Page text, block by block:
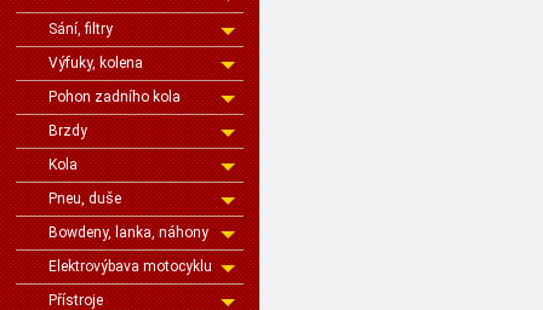
Sání, filtry
Výfuky, kolena
Pohon zadního kola
Brzdy
Kola
Pneu, duše
Bowdeny, lanka, náhony
Elektrovýbava motocyklu
Přístroje